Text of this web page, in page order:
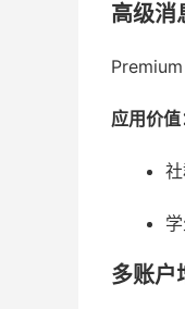
高级消
应用价值
多账户